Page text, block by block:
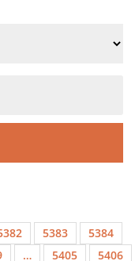
5383
5384
… 5405
5406